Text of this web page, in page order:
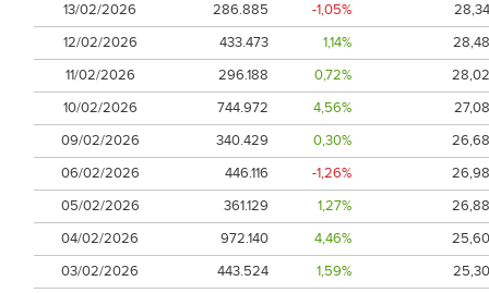
13/02/2026
286.885 -1,05%
28,34
12/02/2026
433.473 1,14%
28,48
11/02/2026
296.188 0,72%
28,02
10/02/2026
744.972 4,56%
27,08
09/02/2026
340.429 0,30%
26,68
06/02/2026
446.116 -1,26%
26,98
05/02/2026
361.129 1,27%
26,88
04/02/2026
972.140 4,46%
25,60
03/02/2026
443.524 1,59%
25,30